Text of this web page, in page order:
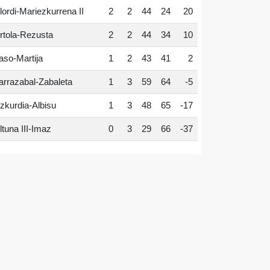
Mariezkurrena II 2 2 44 24 20
Rezusta 2 2 44 34 10
Martija 1 2 43 41 2
Zabaleta 1 3 59 64 -5
Albisu 1 3 48 65 -17
III-Imaz 0 3 29 66 -37